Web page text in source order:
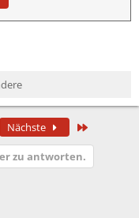
Nächste
zu antworten.